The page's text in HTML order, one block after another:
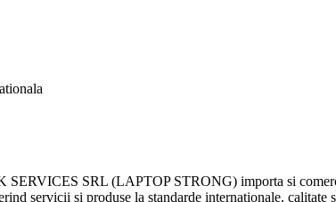
SRL (LAPTOP STRONG) importa si
servicii si produse la standarde internationale,